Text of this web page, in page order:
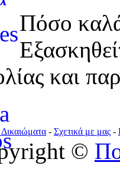
Πόσο
και
- Σχετικά με μας -
©